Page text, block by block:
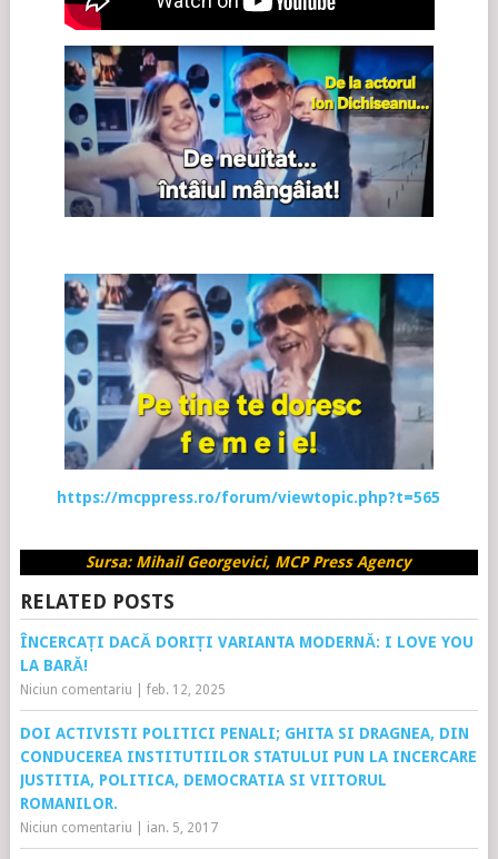
https://mcppress.ro/forum/viewtopic.php?t=565
Sursa: Mihail Georgevici, MCP Press Agency
RELATED POSTS
ÎNCERCAȚI DACĂ DORIȚI VARIANTA MODERNĂ: I LOVE YOU
LA BARĂ!
Niciun comentariu feb. 12, 2025
DOI ACTIVISTI POLITICI PENALI; GHITA SI DRAGNEA, DIN
CONDUCEREA INSTITUTIILOR STATULUI PUN LA INCERCARE
JUSTITIA, POLITICA, DEMOCRATIA SI VIITORUL
ROMANILOR.
Niciun comentariu ian. 5, 2017